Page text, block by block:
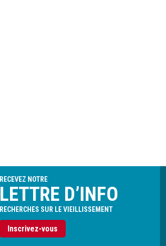
RECEVEZ NOTRE
LETTRE D’INFO
RECHERCHES SUR LE VIEILLISSEMENT
Inscrivez-vous